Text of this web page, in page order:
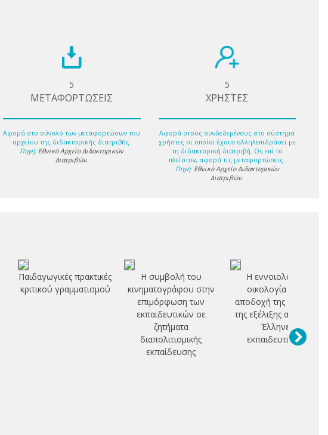
5
ΜΕΤΑΦΟΡΤΩΣΕΙΣ
Αφορά στο σύνολο των μεταφορτώσων του
αρχείου της διδακτορικής διατριβής.
Πηγή: Εθνικό Αρχείο Διδακτορικών
Διατριβών.
5
ΧΡΗΣΤΕΣ
Αφορά στους συνδεδεμένους στο σύστημα
χρήστες οι οποίοι έχουν αλληλεπιδράσει με
τη διδακτορική διατριβή. Ως επί το
πλείστον, αφορά τις μεταφορτώσεις.
Πηγή: Εθνικό Αρχείο Διδακτορικών
Διατριβών.
Παιδαγωγικές πρακτικές
κριτικού γραμματισμού
Η συμβολή του
κινηματογράφου στην
επιμόρφωση των
εκπαιδευτικών σε
ζητήματα
διαπολιτισμικής
εκπαίδευσης
Η εννοιολογική
οικολογία και η
αποδοχή της θεωρίας
της εξέλιξης από τους
Έλληνες
εκπαιδευτικούς